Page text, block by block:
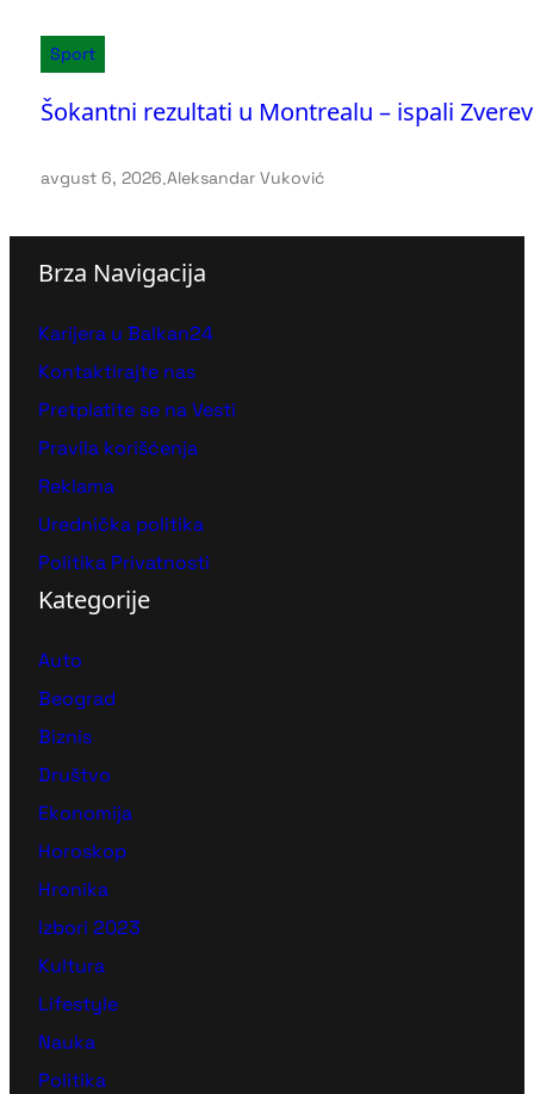
Sport
Šokantni rezultati u Montrealu – ispali
avgust 6, 2026.Aleksandar Vuković
Brza Navigacija
Karijera u Balkan24
Kontaktirajte nas
Pretplatite se na Vesti
Pravila korišćenja
Reklama
Urednička politika
Politika Privatnosti
Kategorije
Auto
Beograd
Biznis
Društvo
Ekonomija
Horoskop
Hronika
Izbori 2023
Kultura
Lifestyle
Nauka
Politika